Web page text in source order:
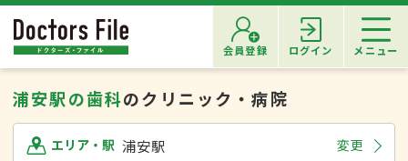
会員登録 ログイン メニュー
浦安駅の歯科のクリニック・病院
エリア・駅 浦安駅 変更